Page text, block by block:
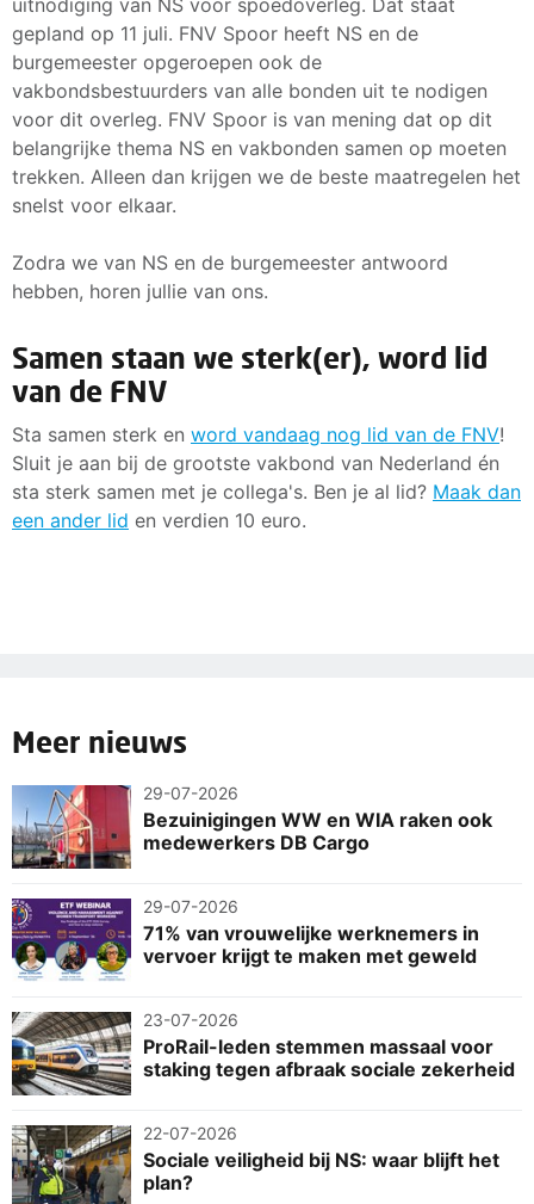
gepland op 11 juli. FNV Spoor heeft NS en de
burgemeester opgeroepen ook de
vakbondsbestuurders van alle bonden uit te nodigen
voor dit overleg. FNV Spoor is van mening dat op dit
belangrijke thema NS en vakbonden samen op moeten
trekken. Alleen dan krijgen we de beste maatregelen het
snelst voor elkaar.
Zodra we van NS en de burgemeester antwoord
hebben, horen jullie van ons.
Samen staan we sterk(er), word lid
van de FNV
Sta samen sterk en word vandaag nog lid van de FNV!
Sluit je aan bij de grootste vakbond van Nederland én
sta sterk samen met je collega's. Ben je al lid? Maak dan
een ander lid en verdien 10 euro.
Meer nieuws
29-07-2026
Bezuinigingen WW en WIA raken ook
medewerkers DB Cargo
29-07-2026
71% van vrouwelijke werknemers in
vervoer krijgt te maken met geweld
23-07-2026
ProRail-leden stemmen massaal voor
staking tegen afbraak sociale zekerheid
22-07-2026
Sociale veiligheid bij NS: waar blijft het
plan?